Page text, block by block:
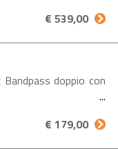
€ 539,00
doppio con
€ 179,00